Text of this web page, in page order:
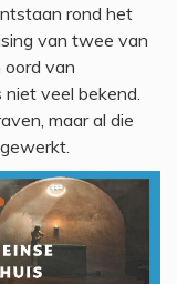
rond het
van twee van
oord van
veel bekend.
maar al die